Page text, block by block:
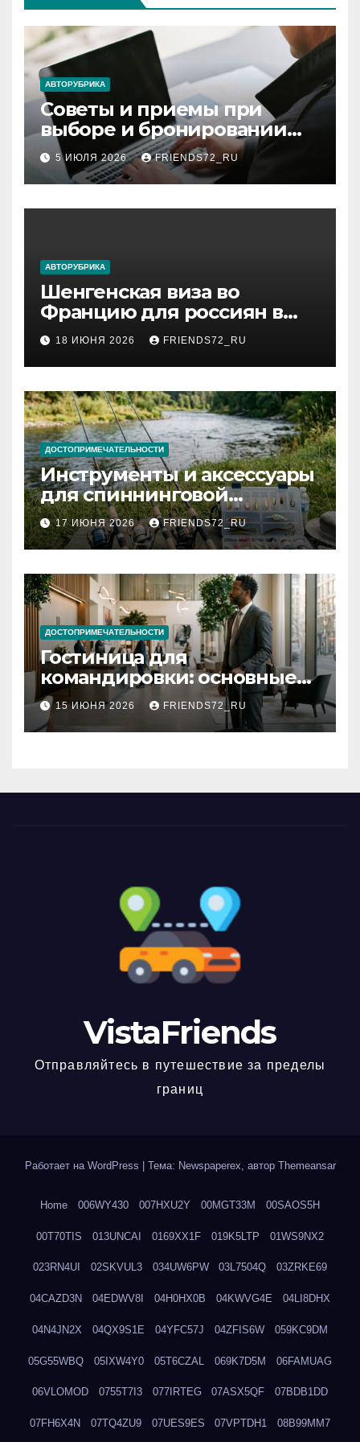
АВТОРУБРИКА
Советы и приемы при
выборе и бронировании
авиабилетов
5 ИЮЛЯ 2026 FRIENDS72_RU
АВТОРУБРИКА
Шенгенская виза во
Францию для россиян в
2026 году: сроки от 3 дней
и список необходимых
документов
18 ИЮНЯ 2026 FRIENDS72_RU
ДОСТОПРИМЕЧАТЕЛЬНОСТИ
Инструменты и аксессуары
для спиннинговой
рыбалки: назначение и
типы
17 ИЮНЯ 2026 FRIENDS72_RU
ДОСТОПРИМЕЧАТЕЛЬНОСТИ
Гостиница для
командировки: основные
критерии выбора
15 ИЮНЯ 2026 FRIENDS72_RU
VistaFriends
Отправляйтесь в путешествие за пределы
границ
Работает на WordPress Тема: Newspaperex, автор Themeansar
Home 006WY430 007HXU2Y 00MGT33M 00SAOS5H
00T70TIS 013UNCAI 0169XX1F 019K5LTP 01WS9NX2
023RN4UI 02SKVUL3 034UW6PW 03L7504Q 03ZRKE69
04CAZD3N 04EDWV8I 04H0HX0B 04KWVG4E 04LI8DHX
04N4JN2X 04QX9S1E 04YFC57J 04ZFIS6W 059KC9DM
05G55WBQ 05IXW4Y0 05T6CZAL 069K7D5M 06FAMUAG
06VLOMOD 0755T7I3 077IRTEG 07ASX5QF 07BDB1DD
07FH6X4N 07TQ4ZU9 07UES9ES 07VPTDH1 08B99MM7